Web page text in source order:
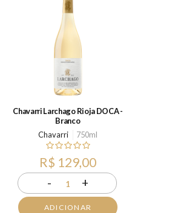
Chavarri Larchago Rioja DOCA -
Branco
Chavarri
750ml
R$ 129,00
- 1 +
ADICIONAR